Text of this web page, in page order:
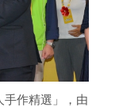
手作精選」，由